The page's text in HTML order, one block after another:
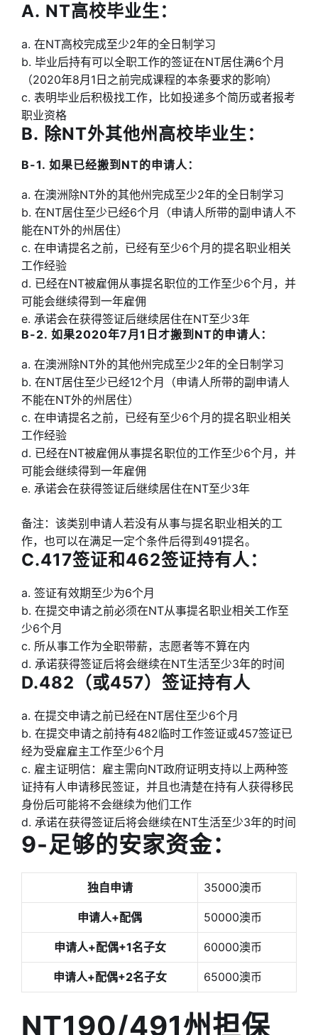
A. NT高校毕业生：
a. 在NT高校完成至少2年的全日制学习
b. 毕业后持有可以全职工作的签证在NT居住满6个月
（2020年8月1日之前完成课程的本条要求的影响）
c. 表明毕业后积极找工作，比如投递多个简历或者报考
职业资格
B. 除NT外其他州高校毕业生：
B-1. 如果已经搬到NT的申请人：
a. 在澳洲除NT外的其他州完成至少2年的全日制学习
b. 在NT居住至少已经6个月（申请人所带的副申请人不
能在NT外的州居住）
c. 在申请提名之前，已经有至少6个月的提名职业相关
工作经验
d. 已经在NT被雇佣从事提名职位的工作至少6个月，并
可能会继续得到一年雇佣
e. 承诺会在获得签证后继续居住在NT至少3年
B-2. 如果2020年7月1日才搬到NT的申请人：
a. 在澳洲除NT外的其他州完成至少2年的全日制学习
b. 在NT居住至少已经12个月（申请人所带的副申请人
不能在NT外的州居住）
c. 在申请提名之前，已经有至少6个月的提名职业相关
工作经验
d. 已经在NT被雇佣从事提名职位的工作至少6个月，并
可能会继续得到一年雇佣
e. 承诺会在获得签证后继续居住在NT至少3年
备注：该类别申请人若没有从事与提名职业相关的工
作，也可以在满足一定个条件后得到491提名。
C.417签证和462签证持有人：
a. 签证有效期至少为6个月
b. 在提交申请之前必须在NT从事提名职业相关工作至
少6个月
c. 所从事工作为全职带薪，志愿者等不算在内
d. 承诺获得签证后将会继续在NT生活至少3年的时间
D.482（或457）签证持有人
a. 在提交申请之前已经在NT居住至少6个月
b. 在提交申请之前持有482临时工作签证或457签证已
经为受雇雇主工作至少6个月
c. 雇主证明信：雇主需向NT政府证明支持以上两种签
证持有人申请移民签证，并且也清楚在持有人获得移民
身份后可能将不会继续为他们工作
d. 承诺在获得签证后将会继续在NT生活至少3年的时间
9-足够的安家资金：
独自申请 35000澳币
申请人+配偶 50000澳币
申请人+配偶+1名子女 60000澳币
申请人+配偶+2名子女 65000澳币
NT190/491州担保